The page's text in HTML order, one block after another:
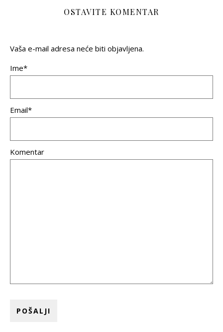
OSTAVITE KOMENTAR
Vaša e-mail adresa neće biti objavljena.
Ime*
Email*
Komentar